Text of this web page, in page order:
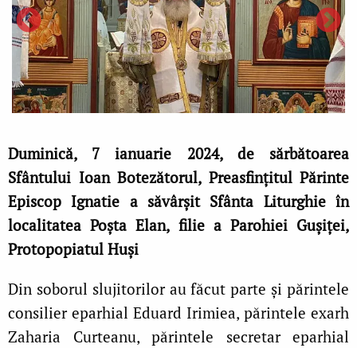
Duminică, 7 ianuarie 2024, de sărbătoarea
Sfântului Ioan Botezătorul, Preasfințitul Părinte
Episcop Ignatie a săvârșit Sfânta Liturghie în
localitatea Poșta Elan, filie a Parohiei Gușiței,
Protopopiatul Huși
Din soborul slujitorilor au făcut parte și părintele
consilier eparhial Eduard Irimiea, părintele exarh
Zaharia Curteanu, părintele secretar eparhial